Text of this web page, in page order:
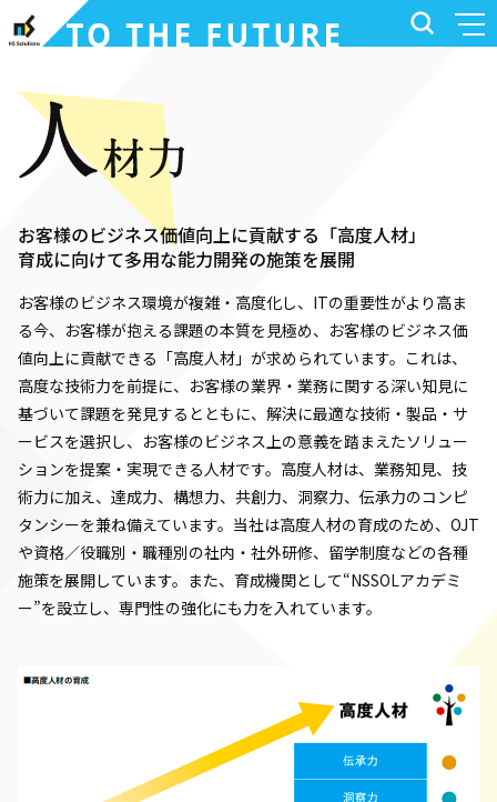
お客様のビジネス価値向上に貢献する「高度人材」
育成に向けて多用な能力開発の施策を展開
お客様のビジネス環境が複雑・高度化し、ITの重要性がより高ま
る今、お客様が抱える課題の本質を見極め、お客様のビジネス価
値向上に貢献できる「高度人材」が求められています。これは、
高度な技術力を前提に、お客様の業界・業務に関する深い知見に
基づいて課題を発見するとともに、解決に最適な技術・製品・サ
ービスを選択し、お客様のビジネス上の意義を踏まえたソリュー
ションを提案・実現できる人材です。高度人材は、業務知見、技
術力に加え、達成力、構想力、共創力、洞察力、伝承力のコンピ
タンシーを兼ね備えています。当社は高度人材の育成のため、OJT
や資格／役職別・職種別の社内・社外研修、留学制度などの各種
施策を展開しています。また、育成機関として“NSSOLアカデミ
ー”を設立し、専門性の強化にも力を入れています。